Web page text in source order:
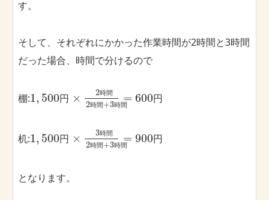
す。
そして、それぞれにかかった作業時間が2時間と3時間
だった場合、時間で分けるので
棚:1, 500円 × 2時間
2時間+3時間
= 600円
机:1, 500円 × 3時間
2時間+3時間
= 900円
となります。